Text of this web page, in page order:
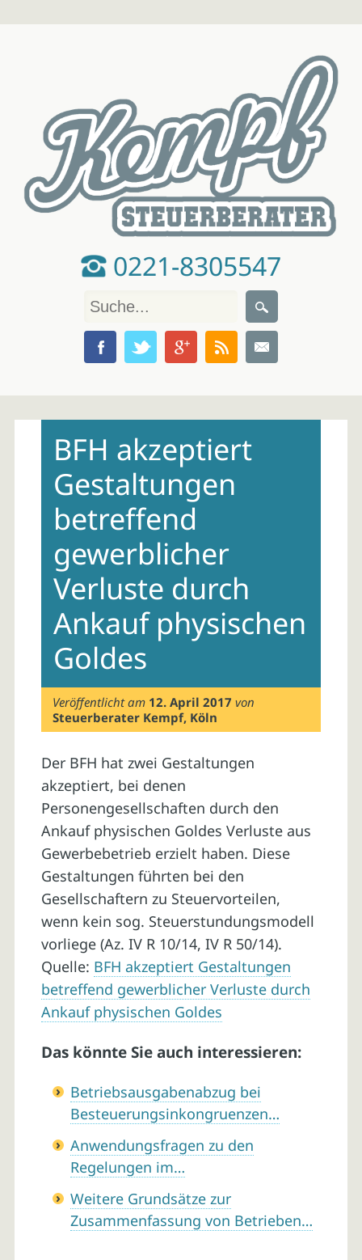
0221-8305547
contentBFH akzeptiert
Gestaltungen
betreffend
gewerblicher
Verluste durch
Ankauf physischen
Goldes
Veröffentlicht am 12. April 2017 von
Steuerberater Kempf, Köln
Der BFH hat zwei Gestaltungen
akzeptiert, bei denen
Personengesellschaften durch den
Ankauf physischen Goldes Verluste aus
Gewerbebetrieb erzielt haben. Diese
Gestaltungen führten bei den
Gesellschaftern zu Steuervorteilen,
wenn kein sog. Steuerstundungsmodell
vorliege (Az. IV R 10/14, IV R 50/14).
Quelle: BFH akzeptiert Gestaltungen
betreffend gewerblicher Verluste durch
Ankauf physischen Goldes
Das könnte Sie auch interessieren:
Betriebsausgabenabzug bei
Besteuerungsinkongruenzen…
Anwendungsfragen zu den
Regelungen im…
Weitere Grundsätze zur
Zusammenfassung von Betrieben…